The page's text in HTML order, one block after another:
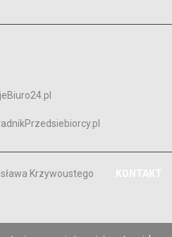
Krzywoustego
KONTAKT